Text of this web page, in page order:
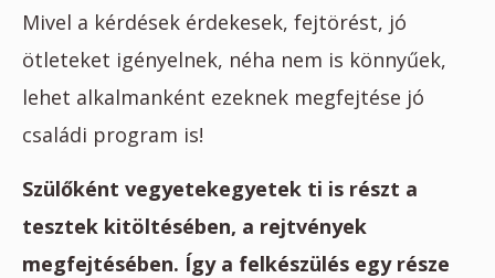
Mivel a kérdések érdekesek, fejtörést, jó
ötleteket igényelnek, néha nem is könnyűek,
lehet alkalmanként ezeknek megfejtése jó
családi program is!
Szülőként vegyetekegyetek ti is részt a
tesztek kitöltésében, a rejtvények
megfejtésében. Így a felkészülés egy része